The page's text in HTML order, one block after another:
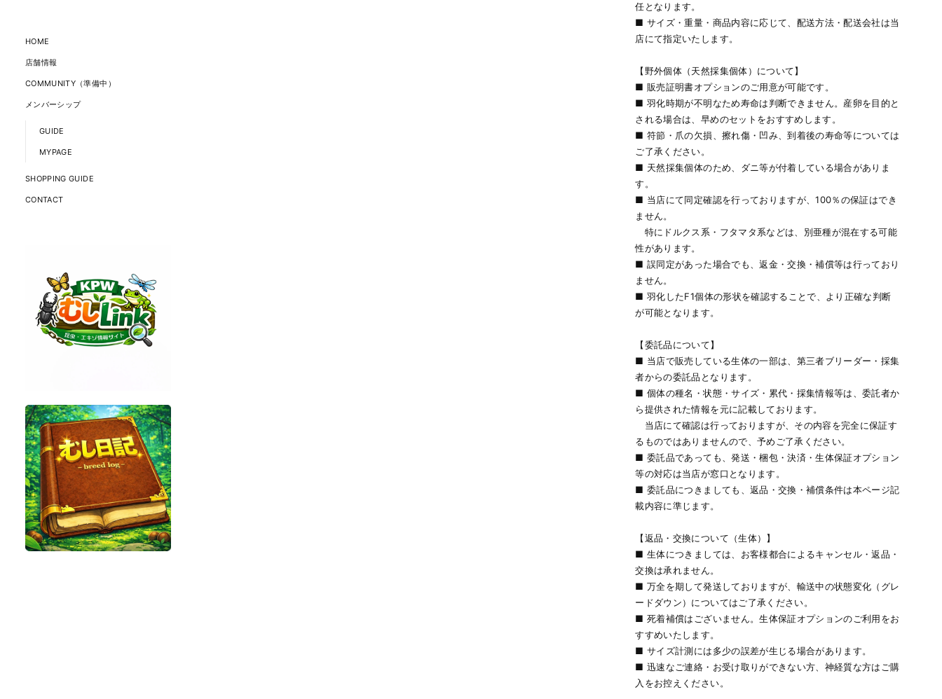
HOME
店舗情報
COMMUNITY（準備中）
メンバーシップ
GUIDE
MYPAGE
SHOPPING GUIDE
CONTACT
任となります。
■ サイズ・重量・商品内容に応じて、配送方法・配送会社は当
店にて指定いたします。
【野外個体（天然採集個体）について】
■ 販売証明書オプションのご用意が可能です。
■ 羽化時期が不明なため寿命は判断できません。産卵を目的と
される場合は、早めのセットをおすすめします。
■ 符節・爪の欠損、擦れ傷・凹み、到着後の寿命等については
ご了承ください。
■ 天然採集個体のため、ダニ等が付着している場合がありま
す。
■ 当店にて同定確認を行っておりますが、100％の保証はでき
ません。
特にドルクス系・フタマタ系などは、別亜種が混在する可能
性があります。
■ 誤同定があった場合でも、返金・交換・補償等は行っており
ません。
■ 羽化したF1個体の形状を確認することで、より正確な判断
が可能となります。
【委託品について】
■ 当店で販売している生体の一部は、第三者ブリーダー・採集
者からの委託品となります。
■ 個体の種名・状態・サイズ・累代・採集情報等は、委託者か
ら提供された情報を元に記載しております。
当店にて確認は行っておりますが、その内容を完全に保証す
るものではありませんので、予めご了承ください。
■ 委託品であっても、発送・梱包・決済・生体保証オプション
等の対応は当店が窓口となります。
■ 委託品につきましても、返品・交換・補償条件は本ページ記
載内容に準じます。
【返品・交換について（生体）】
■ 生体につきましては、お客様都合によるキャンセル・返品・
交換は承れません。
■ 万全を期して発送しておりますが、輸送中の状態変化（グレ
ードダウン）についてはご了承ください。
■ 死着補償はございません。生体保証オプションのご利用をお
すすめいたします。
■ サイズ計測には多少の誤差が生じる場合があります。
■ 迅速なご連絡・お受け取りができない方、神経質な方はご購
入をお控えください。